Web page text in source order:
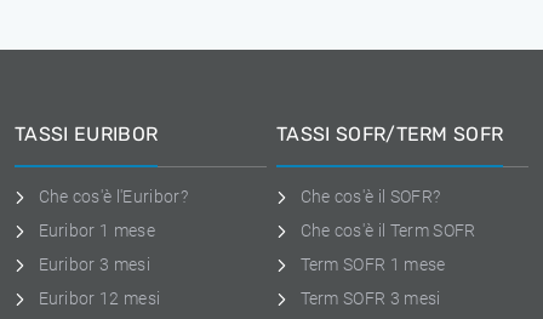
TASSI EURIBOR
Che cos'è l'Euribor?
Euribor 1 mese
Euribor 3 mesi
Euribor 12 mesi
TASSI SOFR/TERM SOFR
Che cos'è il SOFR?
Che cos'è il Term SOFR
Term SOFR 1 mese
Term SOFR 3 mesi